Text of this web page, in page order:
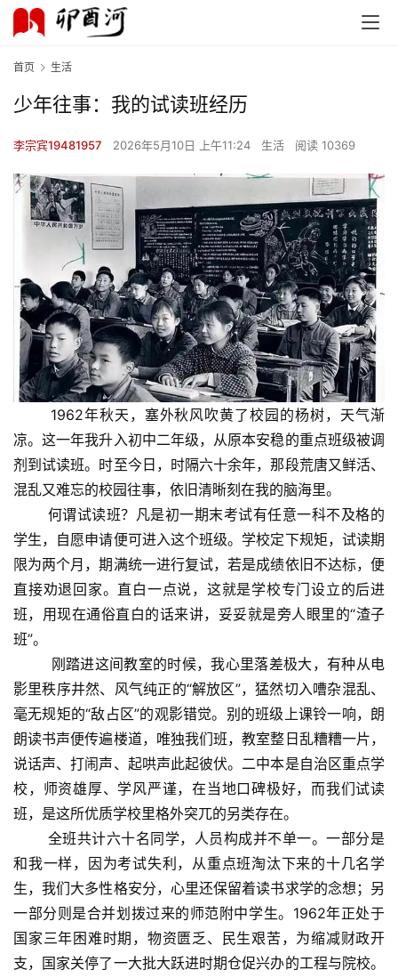
首页 生活
少年往事：我的试读班经历
李宗宾19481957 2026年5月10日 上午11:24 生活 阅读 10369
1962年秋天，塞外秋风吹黄了校园的杨树，天气渐
凉。这一年我升入初中二年级，从原本安稳的重点班级被调
剂到试读班。时至今日，时隔六十余年，那段荒唐又鲜活、
混乱又难忘的校园往事，依旧清晰刻在我的脑海里。
何谓试读班？凡是初一期末考试有任意一科不及格的
学生，自愿申请便可进入这个班级。学校定下规矩，试读期
限为两个月，期满统一进行复试，若是成绩依旧不达标，便
直接劝退回家。直白一点说，这就是学校专门设立的后进
班，用现在通俗直白的话来讲，妥妥就是旁人眼里的“渣子
班”。
刚踏进这间教室的时候，我心里落差极大，有种从电
影里秩序井然、风气纯正的“解放区”，猛然切入嘈杂混乱、
毫无规矩的“敌占区”的观影错觉。别的班级上课铃一响，朗
朗读书声便传遍楼道，唯独我们班，教室整日乱糟糟一片，
说话声、打闹声、起哄声此起彼伏。二中本是自治区重点学
校，师资雄厚、学风严谨，在当地口碑极好，而我们试读
班，是这所优质学校里格外突兀的另类存在。
全班共计六十名同学，人员构成并不单一。一部分是
和我一样，因为考试失利，从重点班淘汰下来的十几名学
生，我们大多性格安分，心里还保留着读书求学的念想；另
一部分则是合并划拨过来的师范附中学生。1962年正处于
国家三年困难时期，物资匮乏、民生艰苦，为缩减财政开
支，国家关停了一大批大跃进时期仓促兴办的工程与院校。